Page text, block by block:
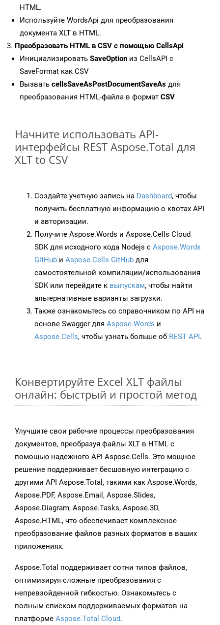
HTML.
Используйте WordsApi для преобразования
документа XLT в HTML.
Преобразовать HTML в CSV с помощью CellsApi
Инициализировать SaveOption из CellsAPI с
SaveFormat как CSV
Вызвать cellsSaveAsPostDocumentSaveAs для
преобразования HTML-файла в формат CSV
Начните использовать API-
интерфейсы REST Aspose.Total для
XLT to CSV
Создайте учетную запись на Dashboard, чтобы
получить бесплатную информацию о квотах API
и авторизации.
Получите Aspose.Words и Aspose.Cells Cloud
SDK для исходного кода Nodejs с Aspose.Words
GitHub и Aspose.Cells GitHub для
самостоятельной компиляции/использования
SDK или перейдите к выпускам, чтобы найти
альтернативные варианты загрузки.
Также ознакомьтесь со справочником по API на
основе Swagger для Aspose.Words и
Aspose.Cells, чтобы узнать больше об REST API.
Конвертируйте Excel XLT файлы
онлайн: быстрый и простой метод
Улучшите свои рабочие процессы преобразования
документов, преобразуя файлы XLT в HTML с
помощью надежного API Aspose.Cells. Это мощное
решение поддерживает бесшовную интеграцию с
другими API Aspose.Total, такими как Aspose.Words,
Aspose.PDF, Aspose.Email, Aspose.Slides,
Aspose.Diagram, Aspose.Tasks, Aspose.3D,
Aspose.HTML, что обеспечивает комплексное
преобразование файлов разных форматов в ваших
приложениях.
Aspose.Total поддерживает сотни типов файлов,
оптимизируя сложные преобразования с
непревзойденной гибкостью. Ознакомьтесь с
полным списком поддерживаемых форматов на
платформе Aspose.Total Cloud.